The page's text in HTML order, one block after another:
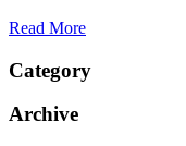
Read More
Category
Archive